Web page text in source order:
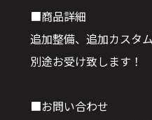
■商品詳細
追加整備、追加カスタム
別途お受け致します！
■お問い合わせ